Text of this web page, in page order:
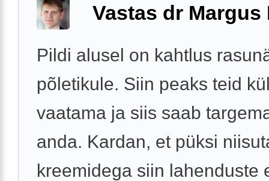
Vastas dr Margus
Pildi alusel on kahtlus
põletikule. Siin peaks teid
vaatama ja siis saab
anda. Kardan, et püksi
kreemidega siin lahenduste